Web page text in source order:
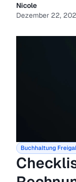
Nicole
Dezember 22,
Buchhaltung